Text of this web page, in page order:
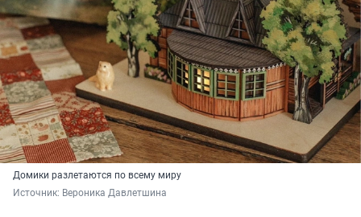
Домики разлетаются по всему миру
Источник: Вероника Давлетшина